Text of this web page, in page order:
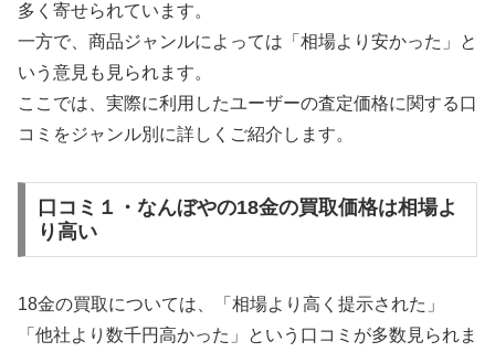
多く寄せられています。
一方で、商品ジャンルによっては「相場より安かった」と
いう意見も見られます。
ここでは、実際に利用したユーザーの査定価格に関する口
コミをジャンル別に詳しくご紹介します。
口コミ１・なんぼやの18金の買取価格は相場よ
り高い
18金の買取については、「相場より高く提示された」
「他社より数千円高かった」という口コミが多数見られま